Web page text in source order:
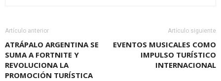
Artículo anterior
ATRÁPALO ARGENTINA SE
SUMA A FORTNITE Y
REVOLUCIONA LA
PROMOCIÓN TURÍSTICA
Artículo siguiente
EVENTOS MUSICALES COMO
IMPULSO TURÍSTICO
INTERNACIONAL